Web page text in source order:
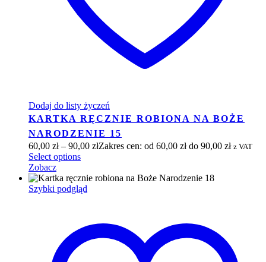
Dodaj do listy życzeń
KARTKA RĘCZNIE ROBIONA NA BOŻE
NARODZENIE 15
60,00 zł – 90,00 złZakres cen: od 60,00 zł do 90,00 zł z VAT
Select options
Zobacz
Szybki podgląd